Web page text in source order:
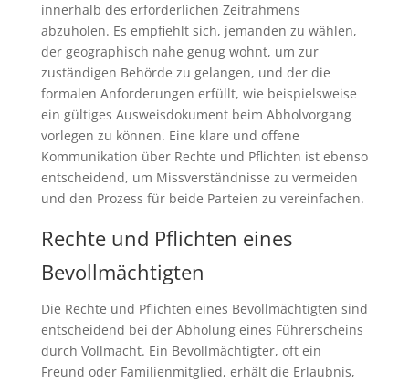
innerhalb des erforderlichen Zeitrahmens
abzuholen. Es empfiehlt sich, jemanden zu wählen,
der geographisch nahe genug wohnt, um zur
zuständigen Behörde zu gelangen, und der die
formalen Anforderungen erfüllt, wie beispielsweise
ein gültiges Ausweisdokument beim Abholvorgang
vorlegen zu können. Eine klare und offene
Kommunikation über Rechte und Pflichten ist ebenso
entscheidend, um Missverständnisse zu vermeiden
und den Prozess für beide Parteien zu vereinfachen.
Rechte und Pflichten eines
Bevollmächtigten
Die Rechte und Pflichten eines Bevollmächtigten sind
entscheidend bei der Abholung eines Führerscheins
durch Vollmacht. Ein Bevollmächtigter, oft ein
Freund oder Familienmitglied, erhält die Erlaubnis,